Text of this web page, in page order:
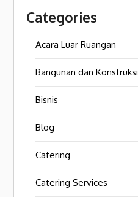
Categories
Acara Luar Ruangan
Bangunan dan Konstruksi
Bisnis
Blog
Catering
Catering Services